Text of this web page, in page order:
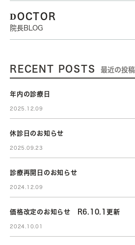
DOCTOR
院長BLOG
RECENT POSTS 最近の投稿
年内の診療日
2025.12.09
休診日のお知らせ
2025.09.23
診療再開日のお知らせ
2024.12.09
価格改定のお知らせ R6.10.1更新
2024.10.01